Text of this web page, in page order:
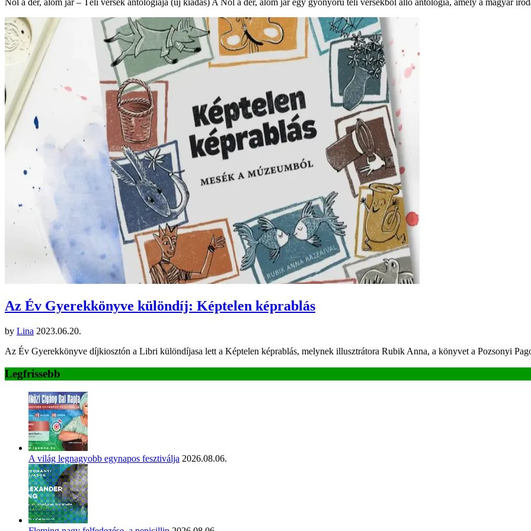
Az Év Gyerekkönyve különdíj: Képtelen képrablás
by Lina 2023.06.20.
Az Év Gyerekkönyve díjkiosztón a Libri különdíjasa lett a Képtelen képrablás, melynek illusztrátora Rubik Anna, a könyvet a Pozsonyi
Legfrissebb
A világ legnagyobb egynapos fesztiválja 2026.08.06.